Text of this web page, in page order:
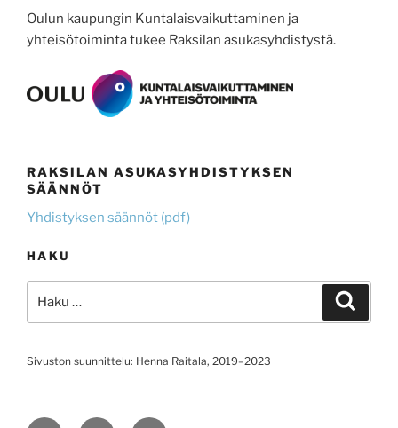
Oulun kaupungin Kuntalaisvaikuttaminen ja
yhteisötoiminta tukee Raksilan asukasyhdistystä.
RAKSILAN ASUKASYHDISTYKSEN
SÄÄNNÖT
Yhdistyksen säännöt (pdf)
HAKU
Sivuston suunnittelu: Henna Raitala, 2019–2023